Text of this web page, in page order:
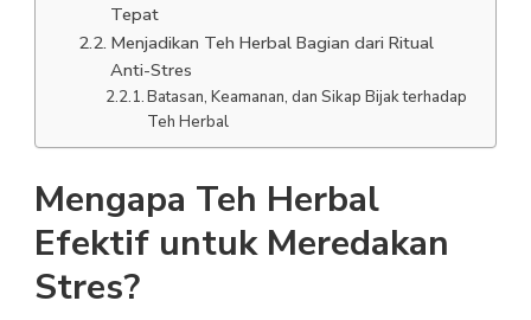
Tepat
Menjadikan Teh Herbal Bagian dari Ritual
Anti-Stres
Batasan, Keamanan, dan Sikap Bijak terhadap
Teh Herbal
Mengapa Teh Herbal
Efektif untuk Meredakan
Stres?